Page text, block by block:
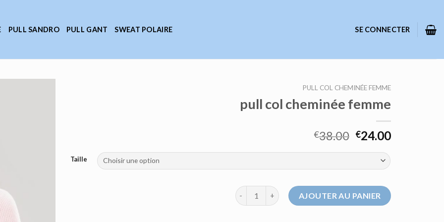
PULL SANDRO PULL GANT SWEAT POLAIRE SE CONNECTER
PULL COL CHEMINÉE FEMME
pull col cheminée femme
€38.00 €24.00
Taille
quantité de pull col cheminée femme
AJOUTER AU PANIER